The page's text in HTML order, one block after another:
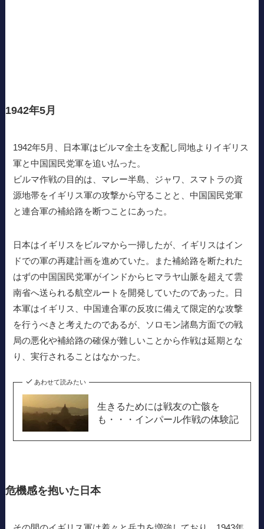
1942年5月
1942年5月、日本軍はビルマ全土を支配し同地よりイギリス
軍と中国国民党軍を追い払った。
ビルマ作戦の目的は、マレー半島、ジャワ、スマトラの資
源地帯をイギリス軍の攻撃から守ることと、中国国民党軍
と連合軍の補給路を断つことにあった。
日本はイギリスをビルマから一掃したが、イギリスはイン
ドでの軍の再建計画を進めていた。また補給路を断たれた
はずの中国国民党軍がインドからヒマラヤ山脈を超えて雲
南省へ送られる航空ルートを開発していたのであった。日
本軍はイギリス、中国連合軍の反攻に備えて限定的な攻撃
を行うべきと考えたのであるが、ソロモン諸島方面での戦
局の悪化や補給路の確保が難しいことから作戦は延期とな
り、実行されることはなかった。
あわせて読みたい
生きるためには戦友の亡骸を
も・・・インパール作戦の体験記
危機感を抱いた日本